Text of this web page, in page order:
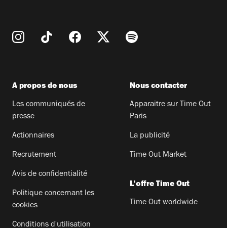
A propos de nous
Les communiqués de
presse
Actionnaires
Recrutement
Avis de confidentialité
Politique concernant les
cookies
Conditions d'utilisation
Nous contacter
Apparaitre sur Time Out
Paris
La publicité
Time Out Market
L'offre Time Out
Time Out worldwide